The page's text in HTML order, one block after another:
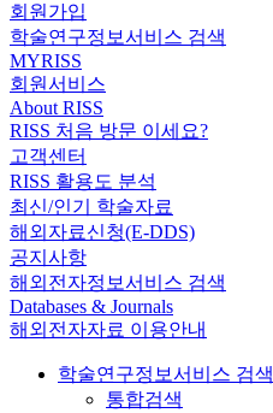
회원가입
학술연구정보서비스 검색
MYRISS
회원서비스
About RISS
RISS 처음 방문 이세요?
고객센터
RISS 활용도 분석
최신/인기 학술자료
해외자료신청(E-DDS)
공지사항
해외전자정보서비스 검색
Databases & Journals
해외전자자료 이용안내
학술연구정보서비스 검색
통합검색